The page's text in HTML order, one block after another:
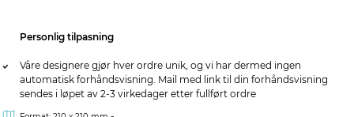
Personlig tilpasning
Våre designere gjør hver ordre unik, og vi har dermed ingen
automatisk forhåndsvisning. Mail med link til din forhåndsvisning
sendes i løpet av 2-3 virkedager etter fullført ordre